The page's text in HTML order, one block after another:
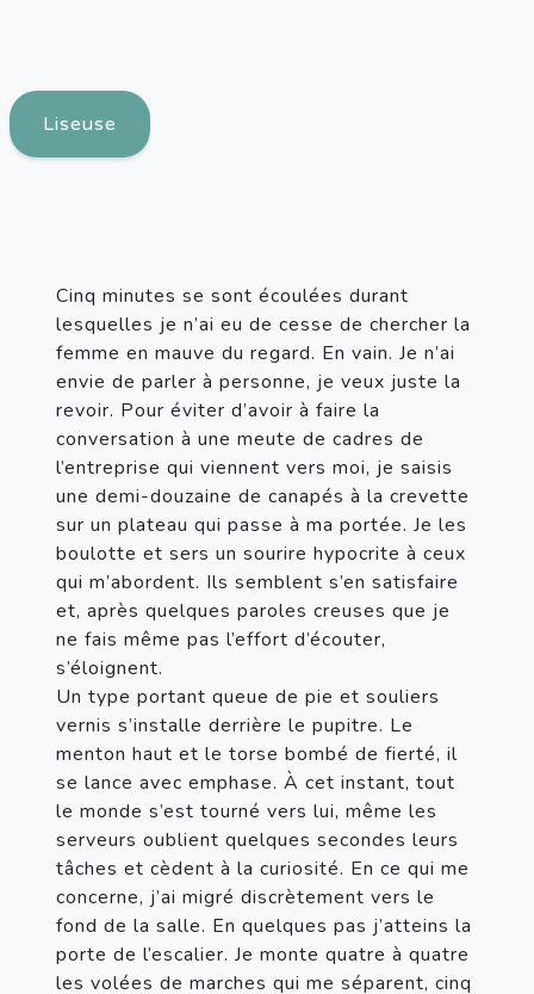
Liseuse
Cinq minutes se sont écoulées durant
lesquelles je n’ai eu de cesse de chercher la
femme en mauve du regard. En vain. Je n’ai
envie de parler à personne, je veux juste la
revoir. Pour éviter d’avoir à faire la
conversation à une meute de cadres de
l’entreprise qui viennent vers moi, je saisis
une demi-douzaine de canapés à la crevette
sur un plateau qui passe à ma portée. Je les
boulotte et sers un sourire hypocrite à ceux
qui m’abordent. Ils semblent s’en satisfaire
et, après quelques paroles creuses que je
ne fais même pas l’effort d’écouter,
s’éloignent.
Un type portant queue de pie et souliers
vernis s’installe derrière le pupitre. Le
menton haut et le torse bombé de fierté, il
se lance avec emphase. À cet instant, tout
le monde s’est tourné vers lui, même les
serveurs oublient quelques secondes leurs
tâches et cèdent à la curiosité. En ce qui me
concerne, j’ai migré discrètement vers le
fond de la salle. En quelques pas j’atteins la
porte de l’escalier. Je monte quatre à quatre
les volées de marches qui me séparent, cinq